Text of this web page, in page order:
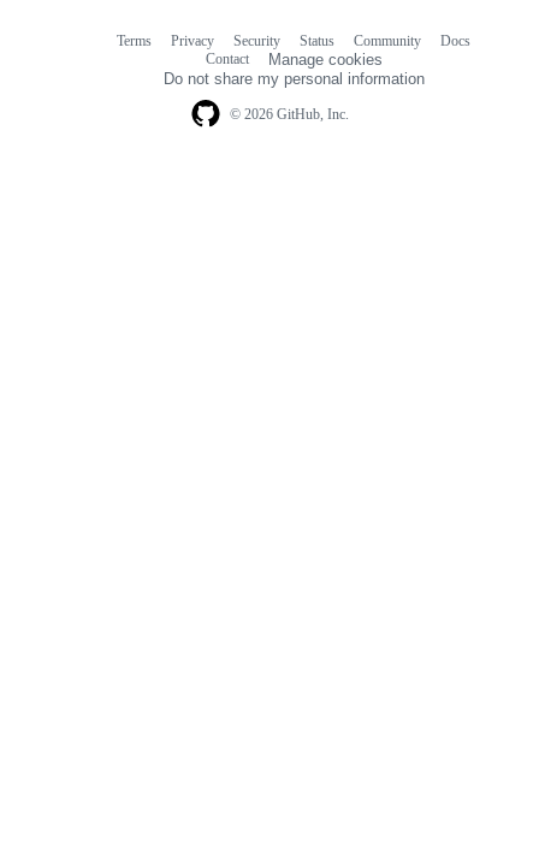
© 2026 GitHub, Inc.
Terms Privacy Security Status Community
Docs
Contact
Manage cookies
Do not share my personal information